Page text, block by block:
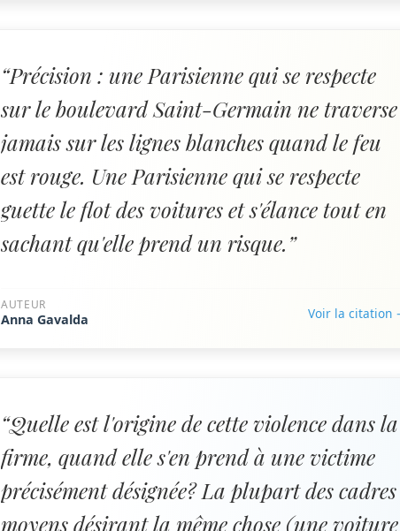
“Précision : une Parisienne qui se respecte
sur le boulevard Saint-Germain ne traverse
jamais sur les lignes blanches quand le feu
est rouge. Une Parisienne qui se respecte
guette le flot des voitures et s'élance tout en
sachant qu'elle prend un risque.”
AUTEUR
Anna Gavalda Voir la citation
“Quelle est l'origine de cette violence dans la
firme, quand elle s'en prend à une victime
précisément désignée? La plupart des cadres
moyens désirant la même chose (une voiture